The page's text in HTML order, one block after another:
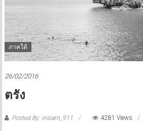
ภาคใต้
26/02/2016
ตรัง
Posted By: insiam_911 4281 Views